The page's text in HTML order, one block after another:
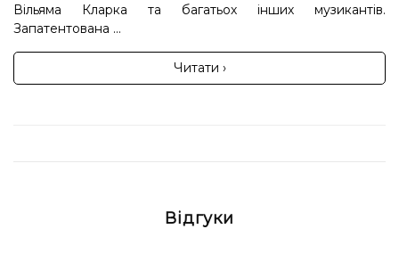
Вільяма Кларка та багатьох інших музикантів.
Запатентована ...
Читати ›
Відгуки